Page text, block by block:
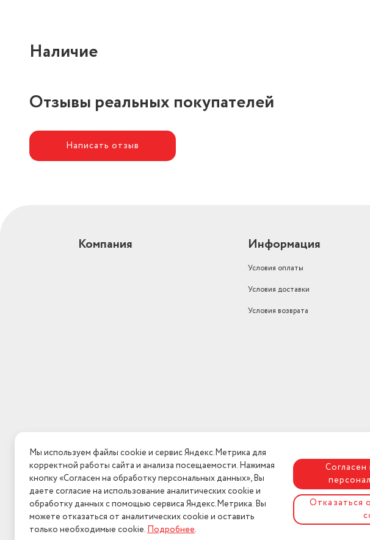
Наличие
Отзывы реальных покупателей
Написать отзыв
Компания Информация
Условия оплаты
Условия доставки
Условия возврата
Мы используем файлы cookie и сервис Яндекс.Метрика для
корректной работы сайта и анализа посещаемости. Нажимая
кнопку «Согласен на обработку персональных данных», Вы
даете согласие на использование аналитических cookie и
обработку данных с помощью сервиса Яндекс.Метрика. Вы
можете отказаться от аналитических cookie и оставить
только необходимые cookie.Подробнее.
Отказаться